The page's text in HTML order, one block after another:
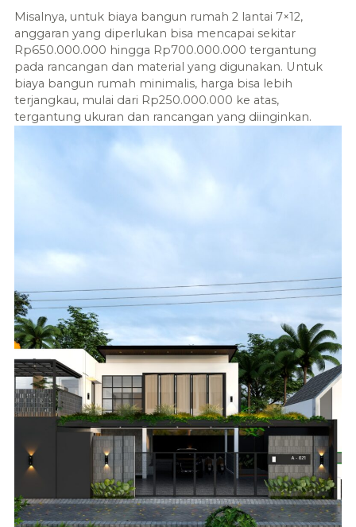
Misalnya, untuk biaya bangun rumah 2 lantai 7×12,
anggaran yang diperlukan bisa mencapai sekitar
Rp650.000.000 hingga Rp700.000.000 tergantung
pada rancangan dan material yang digunakan. Untuk
biaya bangun rumah minimalis, harga bisa lebih
terjangkau, mulai dari Rp250.000.000 ke atas,
tergantung ukuran dan rancangan yang diinginkan.